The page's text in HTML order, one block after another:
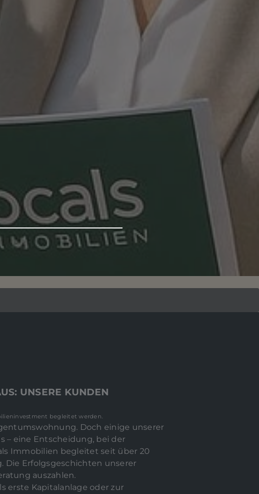
UNSERE KUNDEN
begleitet werden.
Doch einige unserer
– eine Entscheidung, bei der
Immobilien begleitet seit über 20
Die Erfolgsgeschichten unserer
auszahlen.
erste Kapitalanlage oder zur